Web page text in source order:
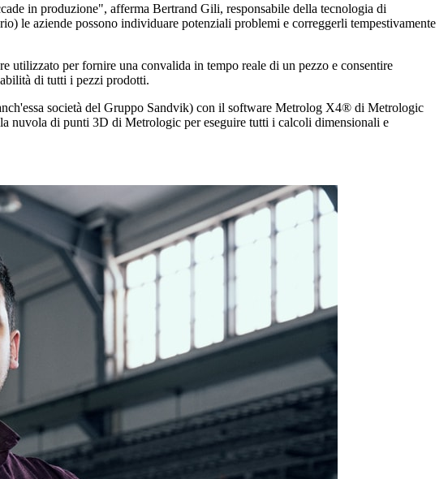
in produzione", afferma Bertrand Gili, responsabile della tecnologia di
le aziende possono individuare potenziali problemi e correggerli tempestivamente
utilizzato per fornire una convalida in tempo reale di un pezzo e consentire
di tutti i pezzi prodotti.
società del Gruppo Sandvik) con il software Metrolog X4® di Metrologic
nuvola di punti 3D di Metrologic per eseguire tutti i calcoli dimensionali e